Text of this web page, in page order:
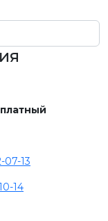
07-13
14